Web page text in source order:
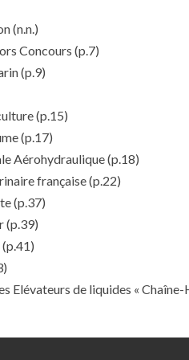
(n.n.)
Concours (p.7)
(p.9)
(p.15)
(p.17)
Aérohydraulique(p.18)
française(p.22)
(p.37)
(p.39)
(p.41)
Elévateurs de liquides «